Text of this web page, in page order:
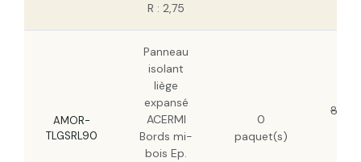
R : 2,75
AMOR-
TLGSRL90
Panneau
isolant
liège
expansé
ACERMI
Bords mi-
bois Ep.
0
paquet(s)
81,77